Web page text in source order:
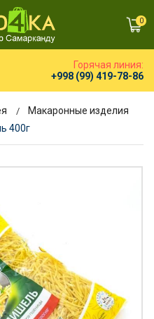
0
Горячая линия:
+998 (99) 419-78-86
Макаронные изделия
400г